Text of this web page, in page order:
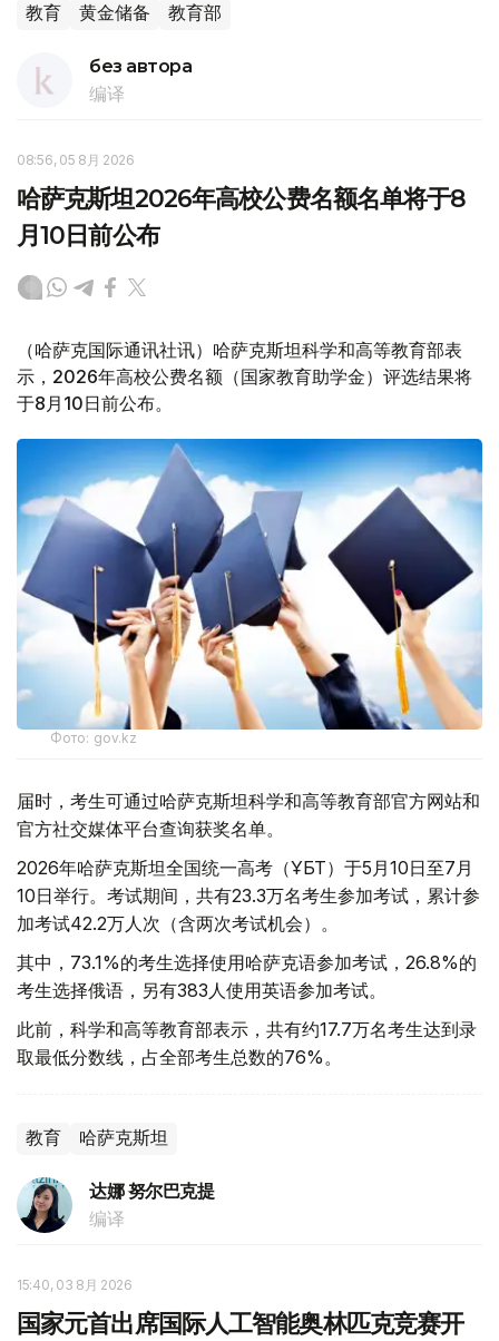
教育 黄金储备 教育部
без автора
编译
08:56, 05 8月 2026
哈萨克斯坦2026年高校公费名额名单将于8
月10日前公布
（哈萨克国际通讯社讯）哈萨克斯坦科学和高等教育部表
示，2026年高校公费名额（国家教育助学金）评选结果将
于8月10日前公布。
Фото: gov.kz
届时，考生可通过哈萨克斯坦科学和高等教育部官方网站和
官方社交媒体平台查询获奖名单。
2026年哈萨克斯坦全国统一高考（ҰБТ）于5月10日至7月
10日举行。考试期间，共有23.3万名考生参加考试，累计参
加考试42.2万人次（含两次考试机会）。
其中，73.1%的考生选择使用哈萨克语参加考试，26.8%的
考生选择俄语，另有383人使用英语参加考试。
此前，科学和高等教育部表示，共有约17.7万名考生达到录
取最低分数线，占全部考生总数的76%。
教育 哈萨克斯坦
达娜 努尔巴克提
编译
15:40, 03 8月 2026
国家元首出席国际人工智能奥林匹克竞赛开